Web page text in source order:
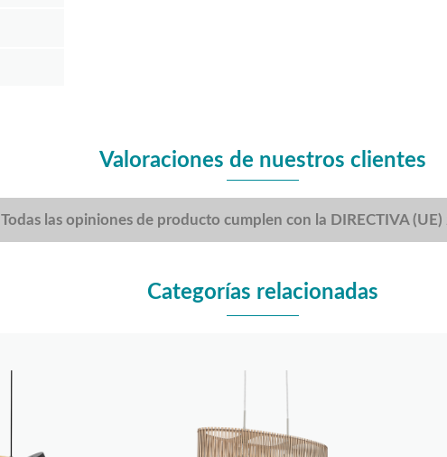
Valoraciones de nuestros clientes
Todas las opiniones de producto cumplen con la DIRECTIVA
Categorías relacionadas